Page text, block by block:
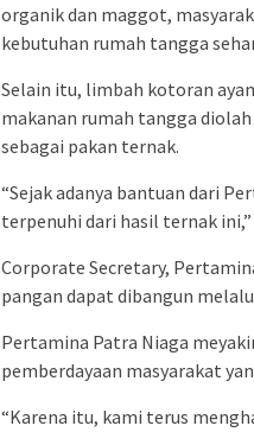
organik dan maggot,
kebutuhan rumah tangga
Selain itu, limbah kotoran
makanan rumah tangga
sebagai pakan ternak.
“Sejak adanya bantuan dari
terpenuhi dari hasil ternak
Corporate Secretary,
pangan dapat dibangun
Pertamina Patra Niaga
pemberdayaan masyarakat
“Karena itu, kami terus